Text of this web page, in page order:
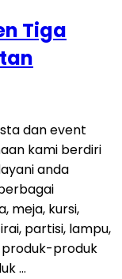
Tiga
dan event
kami berdiri
anda
meja, kursi,
partisi, lampu,
produk-produk
…